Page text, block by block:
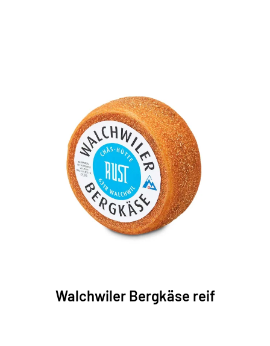
Walchwiler Bergkäse reif